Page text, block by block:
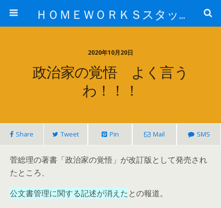
ＨＯＭＥＷＯＲＫＳスタッフ日記ブログ
2020年10月20日
政治家の覚悟 よく言う
わ！！！
Share Tweet Pin Mail SMS
菅総理の著書「政治家の覚悟 」が改訂版として発売され
たところ、
公文書管理に関する記述が消えたとの報道。